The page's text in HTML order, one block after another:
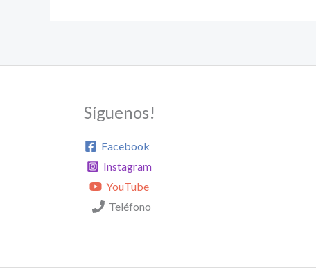
Síguenos!
Facebook
Instagram
YouTube
Teléfono